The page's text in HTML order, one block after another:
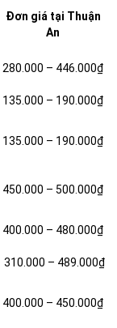
Đơn giá tại Thuận
An
280.000 – 446.000₫
135.000 – 190.000₫
135.000 – 190.000₫
450.000 – 500.000₫
400.000 – 480.000₫
310.000 – 489.000₫
400.000 – 450.000₫